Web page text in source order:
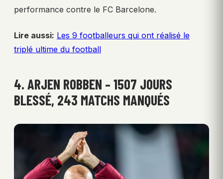
performance contre le FC Barcelone.
Lire aussi: Les 9 footballeurs qui ont réalisé le
triplé ultime du football
4. ARJEN ROBBEN – 1507 JOURS
BLESSÉ, 243 MATCHS MANQUÉS